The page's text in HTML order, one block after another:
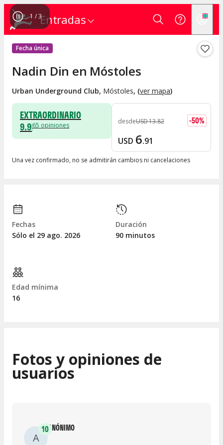
Entradas
1 /3
Fecha única
Nadin Din en Móstoles
Urban Underground Club, Móstoles, (ver mapa)
EXTRAORDINARIO
9.965 opiniones desdeUSD13.82 -50%
USD 6.91
Una vez confirmado, no se admitirán cambios ni cancelaciones
Fechas
Sólo el 29 ago. 2026
Duración
90 minutos
Edad mínima
16
Fotos y opiniones de
usuarios
A
10ANÓNIMO